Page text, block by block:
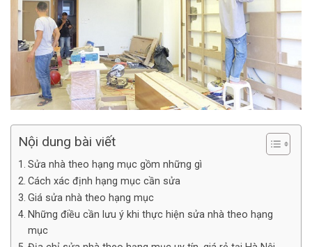
Nội dung bài viết
Sửa nhà theo hạng mục gồm những gì
Cách xác định hạng mục cần sửa
Giá sửa nhà theo hạng mục
Những điều cần lưu ý khi thực hiện sửa nhà theo hạng
mục